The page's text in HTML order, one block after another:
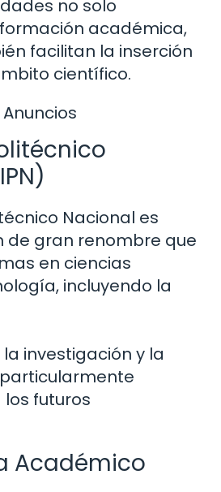
no solo
académica,
facilitan la inserción
científico.
Anuncios
Nacional es
de gran renombre que
en ciencias
incluyendo la
investigación y la
futuros
Académico